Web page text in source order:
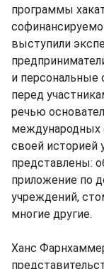
программы
выступили
и персональные
перед
речью
международных
своей историей
представлены:
приложение по
учреждений,
многие другие.
Ханс